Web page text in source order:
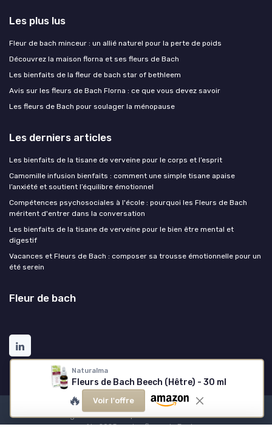
Naturalma
Fleurs de Bach Beech (Hêtre) - 30 ml
🔥 Voir l'offre
Les plus lus
Fleur de bach minceur : un allié naturel pour la perte de poids
Découvrez la maison florna et ses fleurs de Bach
Les bienfaits de la fleur de bach star of bethleem
Avis sur les fleurs de Bach Florna : ce que vous devez savoir
Les fleurs de Bach pour soulager la ménopause
Les derniers articles
Les bienfaits de la tisane de verveine pour le corps et l’esprit
Camomille infusion bienfaits : comment une simple tisane apaise
l’anxiété et soutient l’équilibre émotionnel
Compétences psychosociales à l'école : pourquoi les Fleurs de Bach
méritent d'entrer dans la conversation
Les bienfaits de la tisane de verveine pour le bien être mental et
digestif
Vacances et Fleurs de Bach : composer sa trousse émotionnelle pour un
été serein
Fleur de bach
Mentions légales Politique de confidentialité
Grande